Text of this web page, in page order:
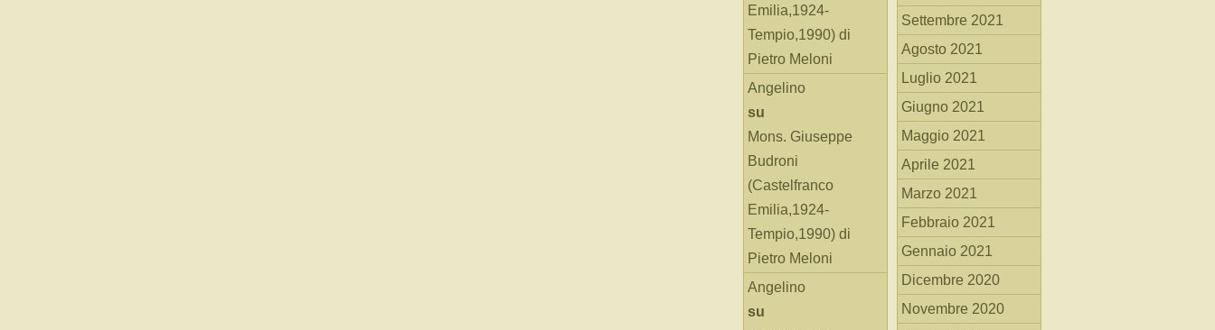
Emilia,1924-
Tempio,1990) di
Pietro Meloni
Angelino
su
Mons. Giuseppe
Budroni
(Castelfranco
Emilia,1924-
Tempio,1990) di
Pietro Meloni
Angelino
su
Settembre 2021
Agosto 2021
Luglio 2021
Giugno 2021
Maggio 2021
Aprile 2021
Marzo 2021
Febbraio 2021
Gennaio 2021
Dicembre 2020
Novembre 2020